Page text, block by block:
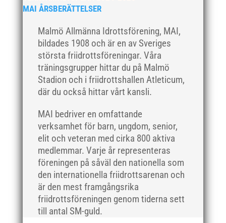
MAI ÅRSBERÄTTELSER
Malmö Allmänna Idrottsförening, MAI,
bildades 1908 och är en av Sveriges
största friidrottsföreningar. Våra
träningsgrupper hittar du på Malmö
Stadion och i friidrottshallen Atleticum,
där du också hittar vårt kansli.
MAI bedriver en omfattande
verksamhet för barn, ungdom, senior,
elit och veteran med cirka 800 aktiva
medlemmar. Varje år representeras
föreningen på såväl den nationella som
den internationella friidrottsarenan och
är den mest framgångsrika
friidrottsföreningen genom tiderna sett
till antal SM-guld.
april 2019
mars 2019
februari 2019
januari 2019
december 2018
oktober 2018
september 2018
augusti 2018
juli 2018
juni 2018
maj 2018
april 2018